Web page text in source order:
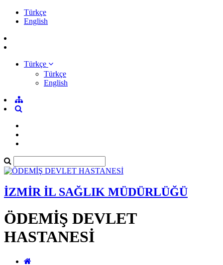
Türkçe
English
Türkçe
Türkçe
English
İZMİR İL SAĞLIK MÜDÜRLÜĞÜ
ÖDEMİŞ DEVLET
HASTANESİ